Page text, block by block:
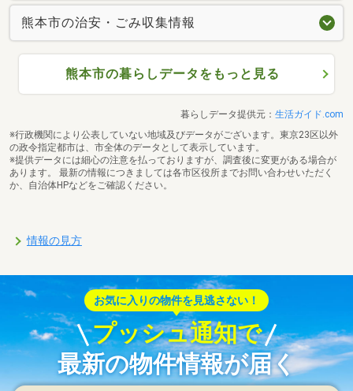
熊本市の治安・ごみ収集情報
熊本市の暮らしデータをもっと見る
暮らしデータ提供元： 生活ガイド.com
※行政機関により公表していない地域及びデータがございます。東京23区以外
の政令指定都市は、市全体のデータとして表示しています。
※提供データには細心の注意を払っておりますが、調査後に変更がある場合が
あります。 最新の情報につきましては各市区役所までお問い合わせいただく
か、自治体HPなどをご確認ください。
情報の見方
お気に入りの物件を見逃さない！
プッシュ通知で
最新の物件情報が届く